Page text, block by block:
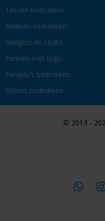
Tassen bedrukken
Mokken bedrukken
Gadgets en USB's
Pennen met logo
Paraplu's bedrukken
Bidons bedrukken
© 2013 -